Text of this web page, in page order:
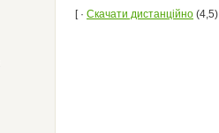
[ · Скачати дистанційно